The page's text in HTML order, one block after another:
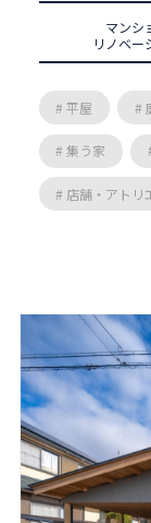
マンシ
リノベー
# 平屋 #
# 集う家
# 店舗・アトリ
# 藤森大作
# TOFU
# エモジンデ
# 柳沢究
# 設計組織アル